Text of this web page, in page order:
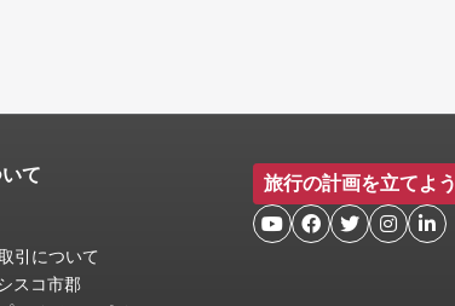
て
引について
スコ市郡
旅行の計画を立てよう
    